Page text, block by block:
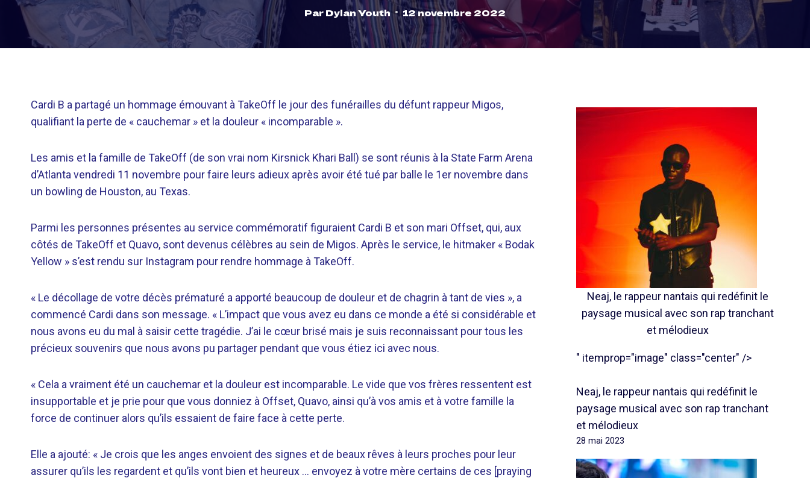
ParDylan Youth 12 novembre 2022
Cardi B a partagé un hommage émouvant à TakeOff le jour des funérailles du défunt rappeur Migos,
qualifiant la perte de « cauchemar » et la douleur « incomparable ».
Les amis et la famille de TakeOff (de son vrai nom Kirsnick Khari Ball) se sont réunis à la State Farm Arena
d’Atlanta vendredi 11 novembre pour faire leurs adieux après avoir été tué par balle le 1er novembre dans
un bowling de Houston, au Texas.
Parmi les personnes présentes au service commémoratif figuraient Cardi B et son mari Offset, qui, aux
côtés de TakeOff et Quavo, sont devenus célèbres au sein de Migos. Après le service, le hitmaker « Bodak
Yellow » s’est rendu sur Instagram pour rendre hommage à TakeOff.
« Le décollage de votre décès prématuré a apporté beaucoup de douleur et de chagrin à tant de vies », a
commencé Cardi dans son message. « L’impact que vous avez eu dans ce monde a été si considérable et
nous avons eu du mal à saisir cette tragédie. J’ai le cœur brisé mais je suis reconnaissant pour tous les
précieux souvenirs que nous avons pu partager pendant que vous étiez ici avec nous.
« Cela a vraiment été un cauchemar et la douleur est incomparable. Le vide que vos frères ressentent est
insupportable et je prie pour que vous donniez à Offset, Quavo, ainsi qu’à vos amis et à votre famille la
force de continuer alors qu’ils essaient de faire face à cette perte.
Elle a ajouté: « Je crois que les anges envoient des signes et de beaux rêves à leurs proches pour leur
assurer qu’ils les regardent et qu’ils vont bien et heureux … envoyez à votre mère certains de ces [praying
Neaj, le rappeur nantais qui redéfinit le
paysage musical avec son rap tranchant
et mélodieux
" itemprop="image" class="center" />
Neaj, le rappeur nantais qui redéfinit le
paysage musical avec son rap tranchant
et mélodieux
28 mai 2023